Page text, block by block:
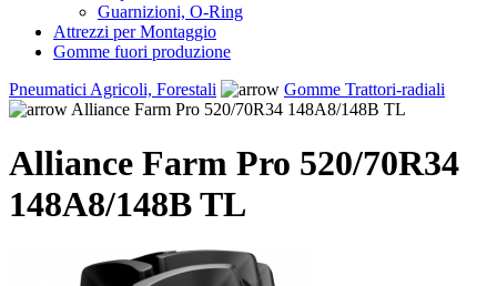
Guarnizioni, O-Ring
Attrezzi per Montaggio
Gomme fuori produzione
Pneumatici Agricoli, Forestali
Gomme Trattori-radiali
Alliance Farm Pro 520/70R34 148A8/148B TL
Alliance Farm Pro 520/70R34
148A8/148B TL